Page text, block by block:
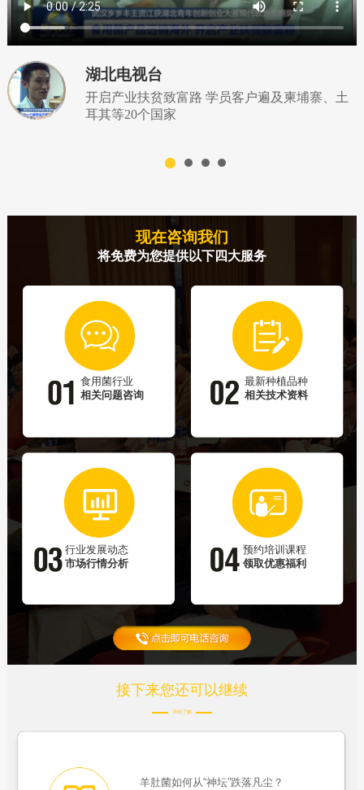
湖北电视台
开启产业扶贫致富路 学员客户遍及柬埔寨、土
耳其等20个国家
现在咨询我们
将免费为您提供以下四大服务
食用菌行业
相关问题咨询
最新种植品种
相关技术资料
行业发展动态
市场行情分析
预约培训课程
领取优惠福利
接下来您还可以继续
详细了解
羊肚菌如何从“神坛”跌落凡尘？